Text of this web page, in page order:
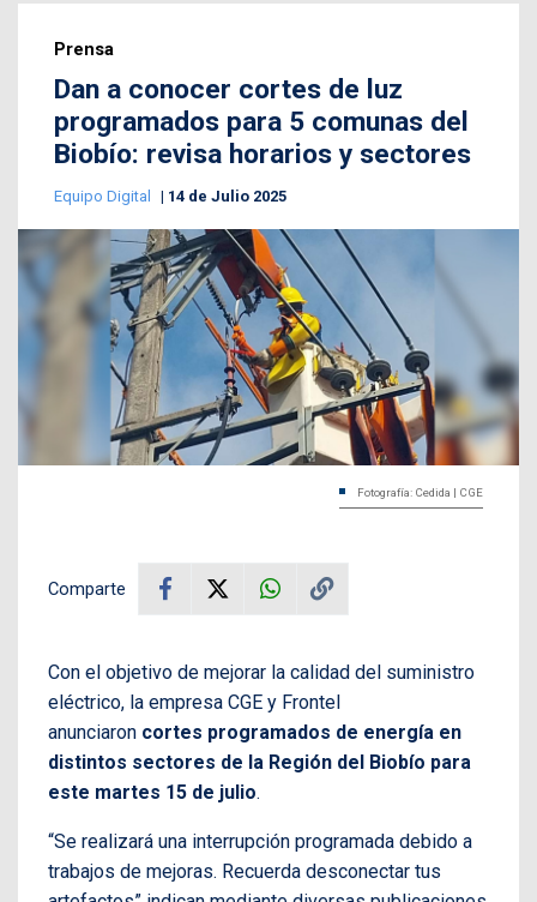
Prensa
Dan a conocer cortes de luz
programados para 5 comunas del
Biobío: revisa horarios y sectores
Equipo Digital 14 de Julio 2025
Fotografía: Cedida | CGE
Comparte
Con el objetivo de mejorar la calidad del suministro
eléctrico, la empresa CGE y Frontel
anunciaron cortes programados de energía en
distintos sectores de la Región del Biobío para
este martes 15 de julio.
“Se realizará una interrupción programada debido a
trabajos de mejoras. Recuerda desconectar tus